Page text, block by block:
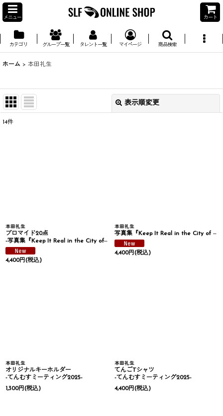
メニュー カート
カテゴリ グループ一覧 タレント一覧 マイページ 商品検索
ホーム > 本田礼生
表示順変更
14件
本田礼生
ブロマイド20点
-写真集『Keep It Real in the City of Angels』手渡し会-
4,400円(税込)
本田礼生
写真集『Keep It Real in the City of Angels』
4,400円(税込)
本田礼生
オリジナルキーホルダー
-てんむすミーティング2025-
1,300円(税込)
本田礼生
てんごTシャツ
-てんむすミーティング2025-
4,400円(税込)